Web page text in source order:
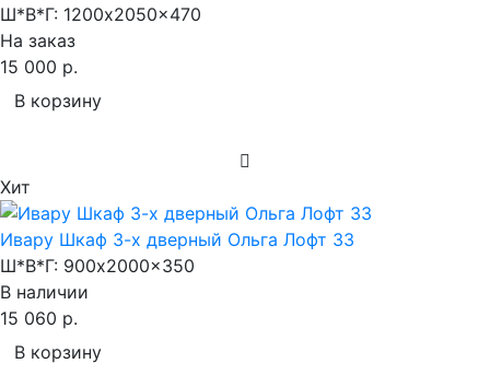
Ш*В*Г: 1200x2050x470
На заказ
15 000 р.
В корзину
Хит
Ивару Шкаф 3-х дверный Ольга Лофт 33
Ш*В*Г: 900x2000x350
В наличии
15 060 р.
В корзину